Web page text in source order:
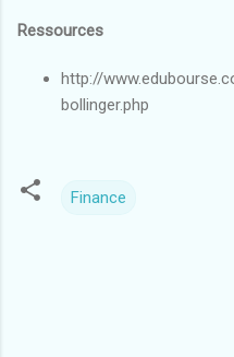
Ressources
http://
bollinger.php
Finance